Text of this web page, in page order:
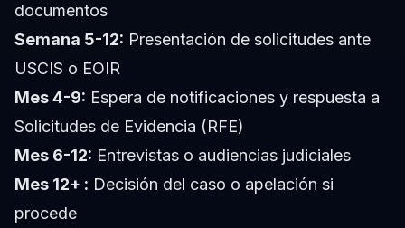
documentos
Semana 5-12: Presentación de solicitudes ante
USCIS o EOIR
Mes 4-9: Espera de notificaciones y respuesta a
Solicitudes de Evidencia (RFE)
Mes 6-12: Entrevistas o audiencias judiciales
Mes 12+ : Decisión del caso o apelación si
procede